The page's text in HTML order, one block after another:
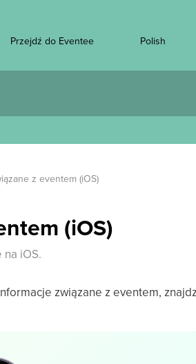
Przejdź do Eventee
z eventem (iOS)
(iOS)
iOS.
związane z eventem,